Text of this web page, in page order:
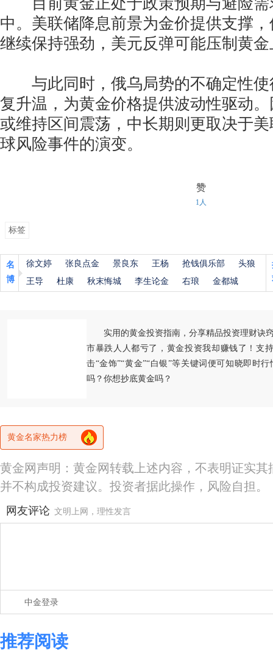
目前黄金正处于政策预期与避险需
中。美联储降息前景为金价提供支撑
继续保持强劲，美元反弹可能压制黄
与此同时，俄乌局势的不确定性使
复升温，为黄金价格提供波动性驱动
或维持区间震荡，中长期则更取决于
球风险事件的演变。
赞
1人
标签
名
博
徐文婷 张良点金 景良东 王杨 抢钱俱乐部
头狼
王导
杜康 秋末悔城 李生论金 右琅 金都城
实用的黄金投资指南，分享精品投资理财诀
市暴跌人人都亏了，黄金投资我却赚钱了！支
击“金饰”“黄金”“白银”等关键词便可知晓即时
吗？你想抄底黄金吗？
黄金名家热力榜
黄金网声明：黄金网转载上述内容，不表明证实
并不构成投资建议。投资者据此操作，风险自担。
网友评论 文明上网，理性发言
中金登录
推荐阅读